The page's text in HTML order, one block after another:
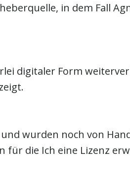
in dem Fall
digitaler Form
wurden noch von
die Ich eine Lizenz